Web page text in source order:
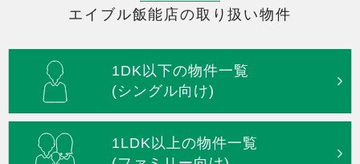
エイブル飯能店の取り扱い物件
1DK以下の物件一覧
(シングル向け)
1LDK以上の物件一覧